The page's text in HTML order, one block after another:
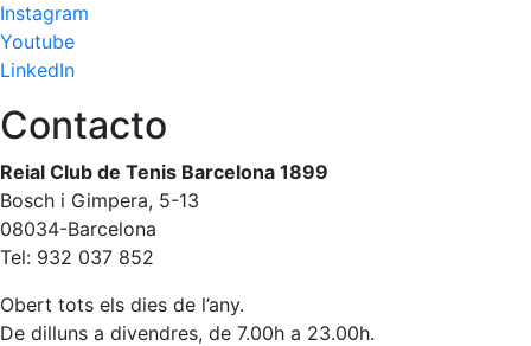
Pàdel
Social Pàdel
Quadres
Quadre
d'Honor
Històric
del
Campionat
Social
Instagram
Youtube
LinkedIn
Contacto
Reial Club de Tenis Barcelona 1899
Bosch i Gimpera, 5-13
08034-Barcelona
Tel: 932 037 852
Obert tots els dies de l’any.
De dilluns a divendres, de 7.00h a 23.00h.